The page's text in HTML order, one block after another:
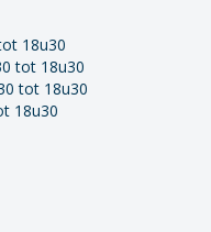
18u30
tot 18u30
tot 18u30
18u30